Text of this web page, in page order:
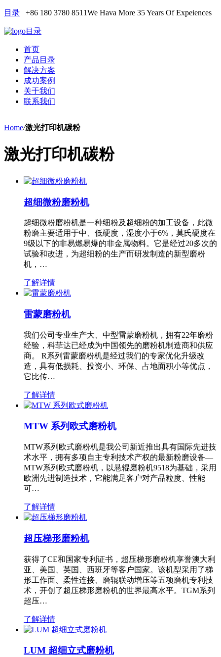
目录 +86 180 3780 8511We Hava More 35 Years Of Expeiences
目录
首页
产品目录
解决方案
成功案例
关于我们
联系我们
Home/激光打印机碳粉
激光打印机碳粉
超细微粉磨粉机
超细微粉磨粉机是一种细粉及超细粉的加工设备，此微
粉磨主要适用于中、低硬度，湿度小于6%，莫氏硬度在
9级以下的非易燃易爆的非金属物料。它是经过20多次的
试验和改进，为超细粉的生产而研发制造的新型磨粉
机，…
了解详情
雷蒙磨粉机
我们公司专业生产大、中型雷蒙磨粉机，拥有22年磨粉
经验，科菲达已经成为中国领先的磨粉机制造商和供应
商。 R系列雷蒙磨粉机是经过我们的专家优化升级改
造，具有低损耗、投资小、环保、占地面积小等优点，
它比传…
了解详情
MTW 系列欧式磨粉机
MTW系列欧式磨粉机是我公司新近推出具有国际先进技
术水平，拥有多项自主专利技术产权的最新粉磨设备—
MTW系列欧式磨粉机，以悬辊磨粉机9518为基础，采用
欧洲先进制造技术，它能满足客户对产品粒度、性能
可…
了解详情
超压梯形磨粉机
获得了CE和国家专利证书，超压梯形磨粉机享誉澳大利
亚、美国、英国、西班牙等客户国家。该机型采用了梯
形工作面、柔性连接、磨辊联动增压等五项磨机专利技
术，开创了超压梯形磨粉机的世界最高水平。TGM系列
超压…
了解详情
LUM 超细立式磨粉机